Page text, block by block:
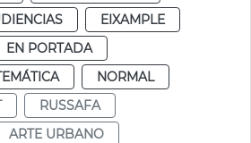
EIXAMPLE
EN PORTADA
NORMAL
RUSSAFA
ARTE URBANO